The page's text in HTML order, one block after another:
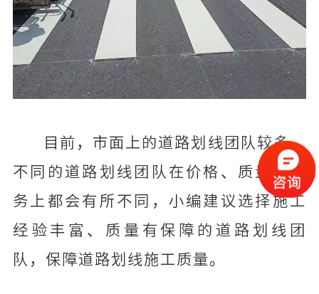
目前，市面上的道路划线团队较多，
不同的道路划线团队在价格、质量和服
务上都会有所不同，小编建议选择施工
经验丰富、质量有保障的道路划线团
队，保障道路划线施工质量。